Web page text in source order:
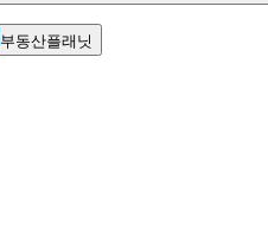
부동산플래닛